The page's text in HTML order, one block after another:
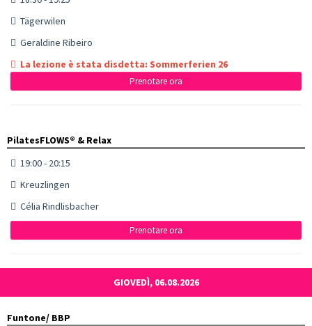
Tägerwilen
Geraldine Ribeiro
La lezione è stata disdetta: Sommerferien 26
Prenotare ora
PilatesFLOWS® & Relax
19:00 - 20:15
Kreuzlingen
Célia Rindlisbacher
Prenotare ora
GIOVEDÌ, 06.08.2026
Funtone/ BBP